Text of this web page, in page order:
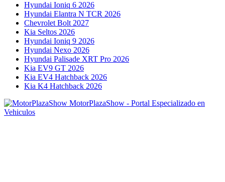
Hyundai Ioniq 6 2026
Hyundai Elantra N TCR 2026
Chevrolet Bolt 2027
Kia Seltos 2026
Hyundai Ioniq 9 2026
Hyundai Nexo 2026
Hyundai Palisade XRT Pro 2026
Kia EV9 GT 2026
Kia EV4 Hatchback 2026
Kia K4 Hatchback 2026
MotorPlazaShow - Portal Especializado en
Vehiculos